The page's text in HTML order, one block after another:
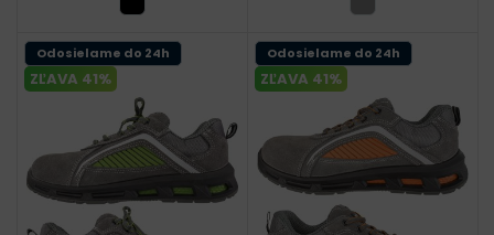
ZĽAVA 41%
Odosielame do 24h
ZĽAVA 41%
Odosielame do 24h